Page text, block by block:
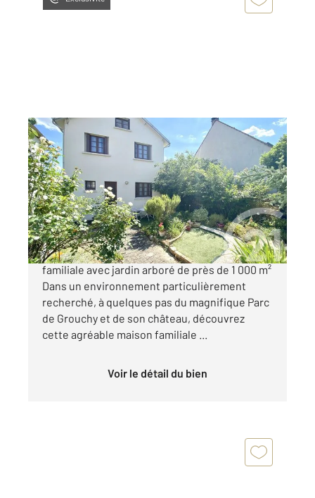
OSNY 95
125 m
, 6 pièces
Ref : 677759
Maison à vendre
350 000 €
À deux pas du Parc de Grouchy ! Maison
familiale avec jardin arboré de près de 1 000 m²
Dans un environnement particulièrement
recherché, à quelques pas du magnifique Parc
de Grouchy et de son château, découvrez
cette agréable maison familiale ...
Voir le détail du bien